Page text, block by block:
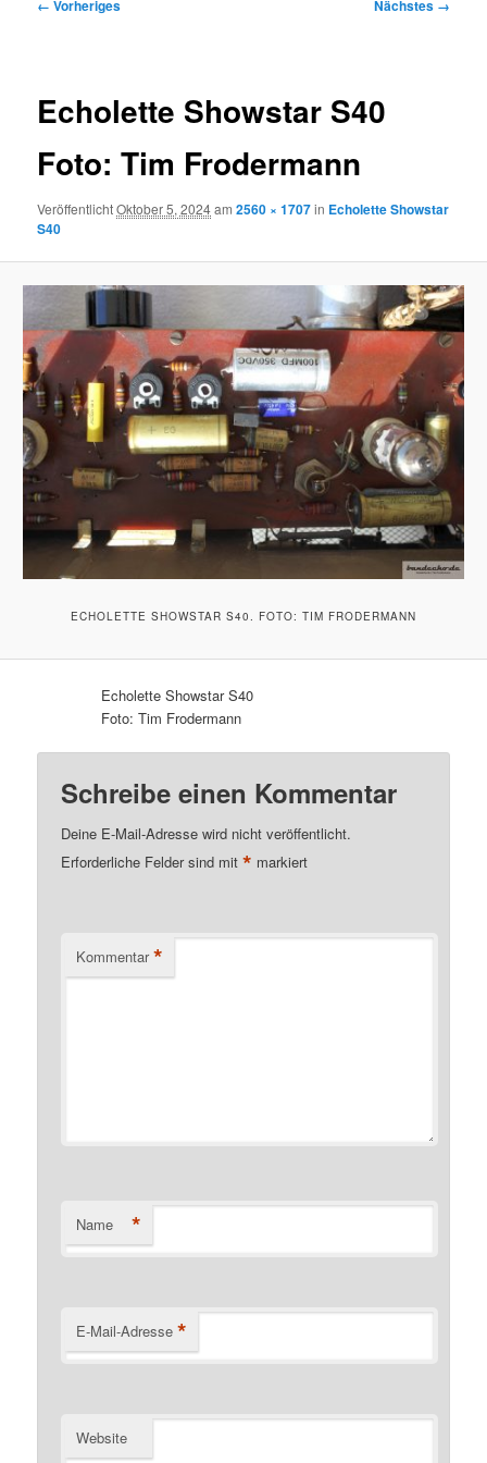
← Vorheriges Nächstes →
Echolette Showstar S40
Foto: Tim Frodermann
VeröffentlichtOktober 5, 2024am2560 × 1707in Echolette Showstar
S40
ECHOLETTE SHOWSTAR S40. FOTO: TIM FRODERMANN
Echolette Showstar S40
Foto: Tim Frodermann
Schreibe einen Kommentar
Deine E-Mail-Adresse wird nicht veröffentlicht.
Erforderliche Felder sind mit* markiert
Kommentar *
Name *
E-Mail-Adresse *
Website